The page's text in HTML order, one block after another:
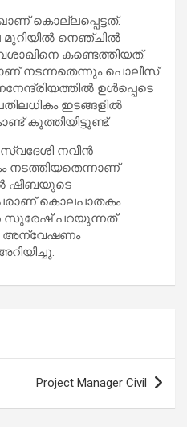
കൊല്ലപ്പെട്ടത്.
മുറിയിൽ നെഞ്ചിൽ
കണ്ടെത്തിയത്.
നടന്നതെന്നും പൊലീസ്
ഉൾപ്പെടെ
ഇടങ്ങളിൽ
കുത്തിയിട്ടുണ്ട്.
സ്വദേശി നവീൻ
ഷീബയുടെ
കൊലപാതകം
സുരേഷ് പറയുന്നത്.
അന്വേഷണം
Project Manager Civil